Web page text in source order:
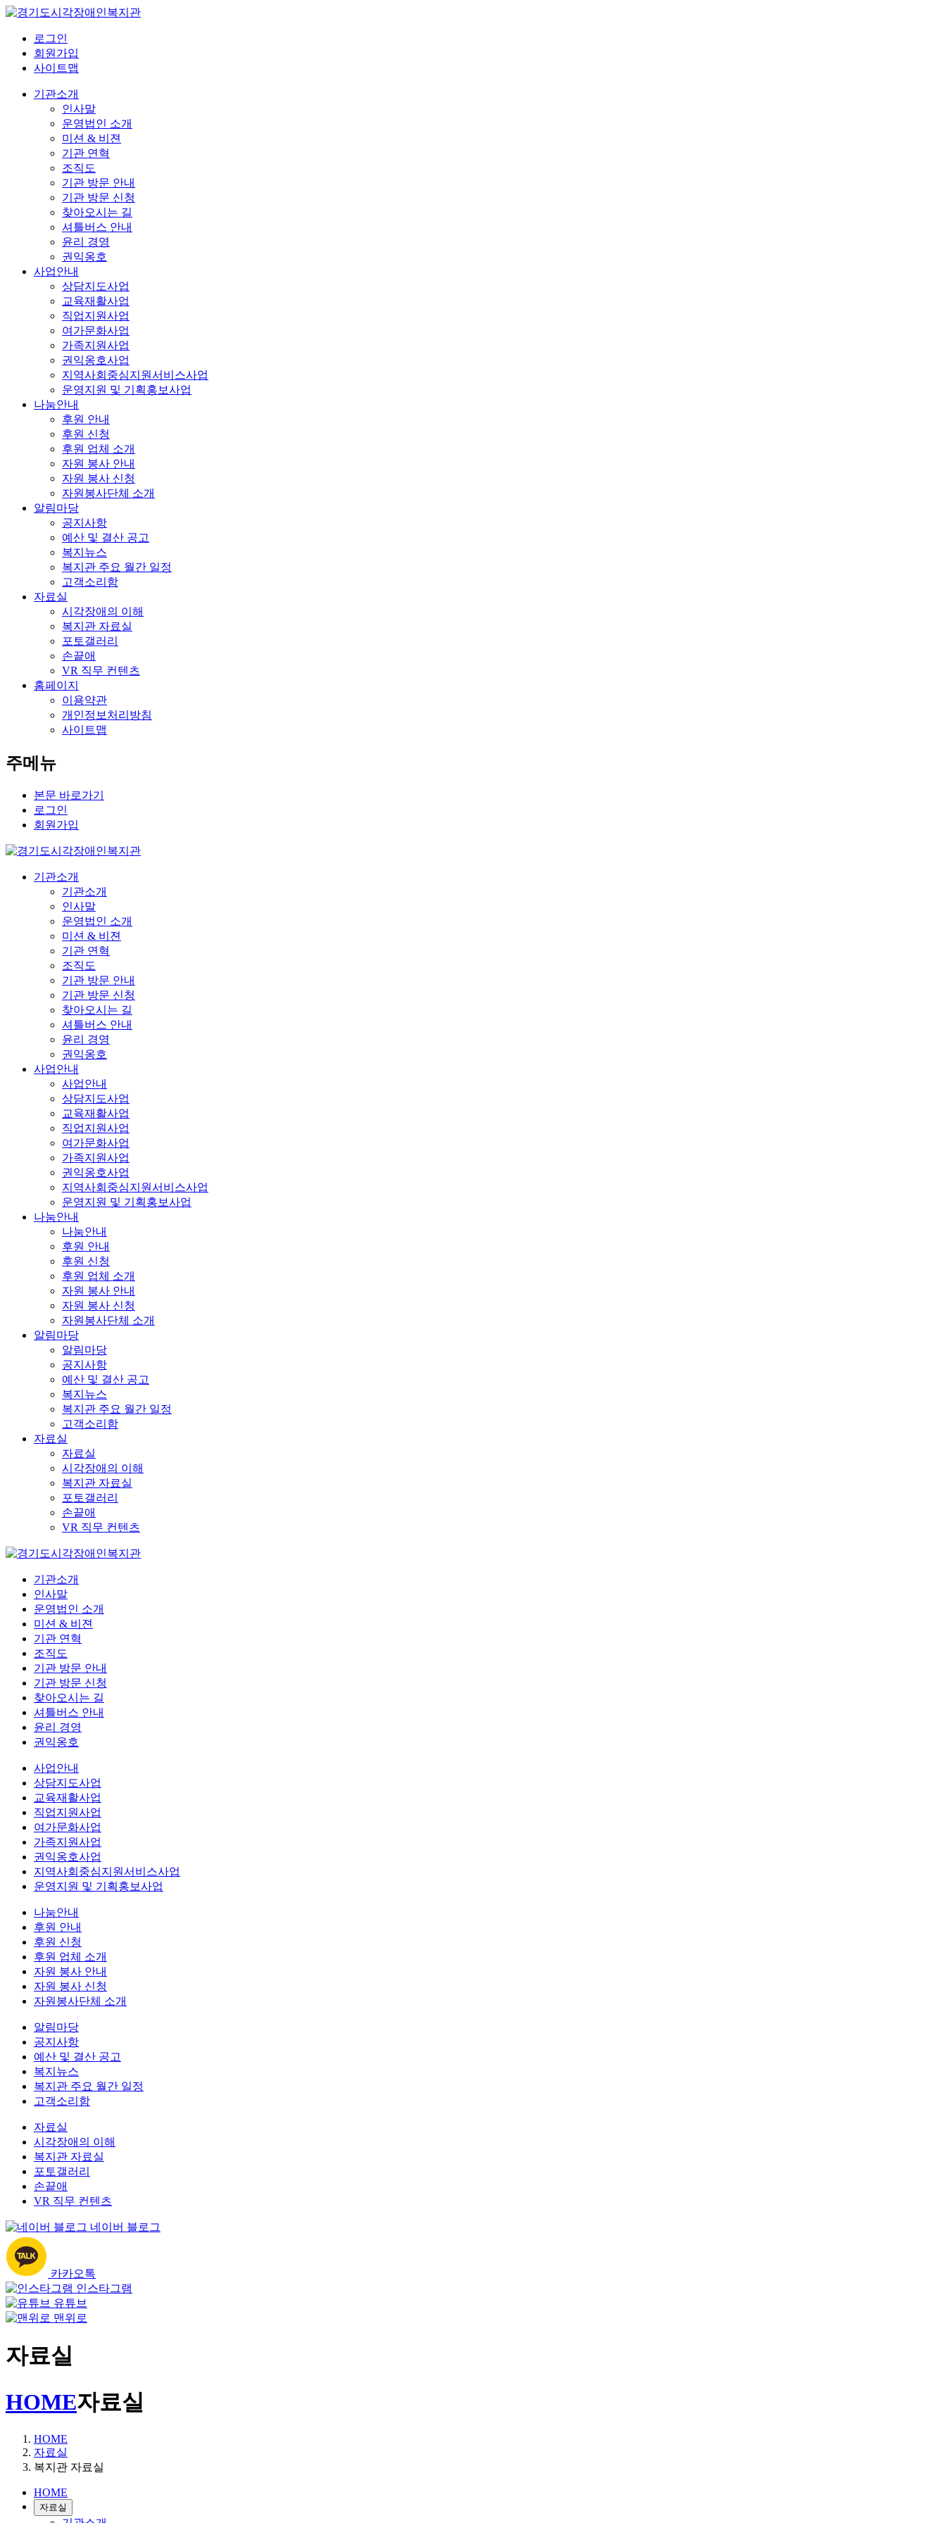
로그인
회원가입
사이트맵
기관소개
인사말
운영법인 소개
미션 & 비젼
기관 연혁
조직도
기관 방문 안내
기관 방문 신청
찾아오시는 길
셔틀버스 안내
윤리 경영
권익옹호
사업안내
상담지도사업
교육재활사업
직업지원사업
여가문화사업
가족지원사업
권익옹호사업
지역사회중심지원서비스사업
운영지원 및 기획홍보사업
나눔안내
후원 안내
후원 신청
후원 업체 소개
자원 봉사 안내
자원 봉사 신청
자원봉사단체 소개
알림마당
공지사항
예산 및 결산 공고
복지뉴스
복지관 주요 월간 일정
고객소리함
자료실
시각장애의 이해
복지관 자료실
포토갤러리
손끝애
VR 직무 컨텐츠
홈페이지
이용약관
개인정보처리방침
사이트맵
주메뉴
본문 바로가기
로그인
회원가입
기관소개
기관소개
인사말
운영법인 소개
미션 & 비젼
기관 연혁
조직도
기관 방문 안내
기관 방문 신청
찾아오시는 길
셔틀버스 안내
윤리 경영
권익옹호
사업안내
사업안내
상담지도사업
교육재활사업
직업지원사업
여가문화사업
가족지원사업
권익옹호사업
지역사회중심지원서비스사업
운영지원 및 기획홍보사업
나눔안내
나눔안내
후원 안내
후원 신청
후원 업체 소개
자원 봉사 안내
자원 봉사 신청
자원봉사단체 소개
알림마당
알림마당
공지사항
예산 및 결산 공고
복지뉴스
복지관 주요 월간 일정
고객소리함
자료실
자료실
시각장애의 이해
복지관 자료실
포토갤러리
손끝애
VR 직무 컨텐츠
기관소개
인사말
운영법인 소개
미션 & 비젼
기관 연혁
조직도
기관 방문 안내
기관 방문 신청
찾아오시는 길
셔틀버스 안내
윤리 경영
권익옹호
사업안내
상담지도사업
교육재활사업
직업지원사업
여가문화사업
가족지원사업
권익옹호사업
지역사회중심지원서비스사업
운영지원 및 기획홍보사업
나눔안내
후원 안내
후원 신청
후원 업체 소개
자원 봉사 안내
자원 봉사 신청
자원봉사단체 소개
알림마당
공지사항
예산 및 결산 공고
복지뉴스
복지관 주요 월간 일정
고객소리함
자료실
시각장애의 이해
복지관 자료실
포토갤러리
손끝애
VR 직무 컨텐츠
네이버 블로그
카카오톡
인스타그램
유튜브
맨위로
자료실
HOME자료실
HOME
자료실
복지관 자료실
HOME
자료실